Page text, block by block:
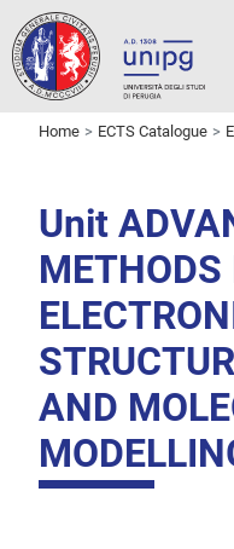
Home ECTS Catalogue
Unit
METHODS
AND